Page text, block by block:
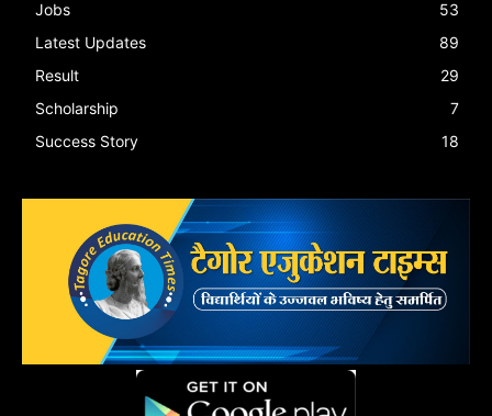
Jobs
53
Latest Updates
89
Result
29
Scholarship
7
Success Story
18